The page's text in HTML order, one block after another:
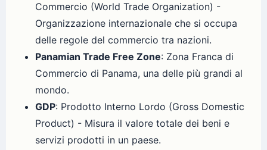
Commercio (World Trade Organization) -
Organizzazione internazionale che si occupa
delle regole del commercio tra nazioni.
Panamian Trade Free Zone: Zona Franca di
Commercio di Panama, una delle più grandi al
mondo.
GDP: Prodotto Interno Lordo (Gross Domestic
Product) - Misura il valore totale dei beni e
servizi prodotti in un paese.